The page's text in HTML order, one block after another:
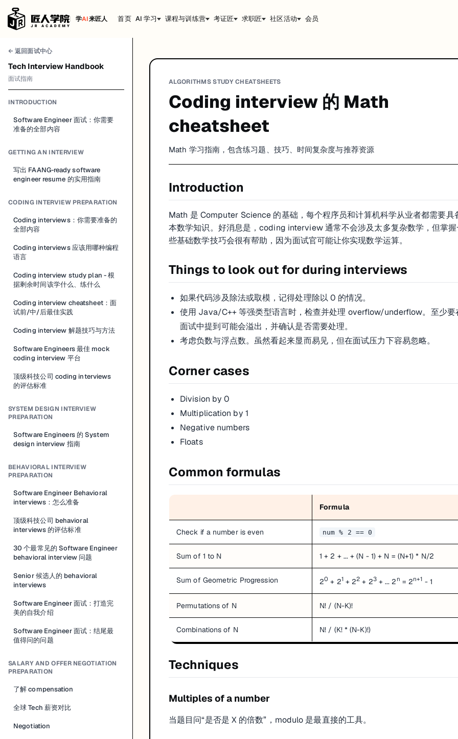
学AI来匠人 首页 AI 学习 课程与训练营 考证匠 求职匠 社区活动 会员
← 返回面试中心
Tech Interview Handbook
面试指南
INTRODUCTION
Software Engineer 面试：你需要
准备的全部内容
GETTING AN INTERVIEW
写出 FAANG-ready software
engineer resume 的实用指南
CODING INTERVIEW PREPARATION
Coding interviews：你需要准备的
全部内容
Coding interviews 应该用哪种编程
语言
Coding interview study plan - 根
据剩余时间该学什么、练什么
Coding interview cheatsheet：面
试前/中/后最佳实践
Coding interview 解题技巧与方法
Software Engineers 最佳 mock
coding interview 平台
顶级科技公司 coding interviews
的评估标准
SYSTEM DESIGN INTERVIEW
PREPARATION
Software Engineers 的 System
design interview 指南
BEHAVIORAL INTERVIEW
PREPARATION
Software Engineer Behavioral
interviews：怎么准备
顶级科技公司 behavioral
interviews 的评估标准
30 个最常见的 Software Engineer
behavioral interview 问题
Senior 候选人的 behavioral
interviews
Software Engineer 面试：打造完
美的自我介绍
Software Engineer 面试：结尾最
值得问的问题
SALARY AND OFFER NEGOTIATION
PREPARATION
了解 compensation
全球 Tech 薪资对比
Negotiation
ALGORITHMS STUDY CHEATSHEETS
Coding interview 的 Math
cheatsheet
Math 学习指南，包含练习题、技巧、时间复杂度与推荐资源
Introduction
Math 是 Computer Science 的基础，每个程序员和计算机科学从业者都需要具
本数学知识。好消息是，coding interview 通常不会涉及太多复杂数学，但掌
些基础数学技巧会很有帮助，因为面试官可能让你实现数学运算。
Things to look out for during interviews
如果代码涉及除法或取模，记得处理除以 0 的情况。
使用 Java/C++ 等强类型语言时，检查并处理 overflow/underflow。至少要
面试中提到可能会溢出，并确认是否需要处理。
考虑负数与浮点数。虽然看起来显而易见，但在面试压力下容易忽略。
Corner cases
Division by 0
Multiplication by 1
Negative numbers
Floats
Common formulas
Formula
Check if a number is even num % 2 == 0
Sum of 1 to N 1 + 2 + ... + (N - 1) + N = (N+1) * N/2
Sum of Geometric Progression 20 + 21+ 22 + 23+ ... 2 n = 2n+1 - 1
Permutations of N N! / (N-K)!
Combinations of N N! / (K! * (N-K)!)
Techniques
Multiples of a number
当题目问“是否是 X 的倍数”，modulo 是最直接的工具。